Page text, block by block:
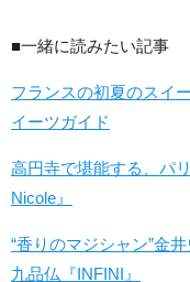
■一緒に読みたい記事
フランスの初夏のスイ
イーツガイド
高円寺で堪能する、パ
Nicole』
“香りのマジシャン”金
九品仏『INFINI』